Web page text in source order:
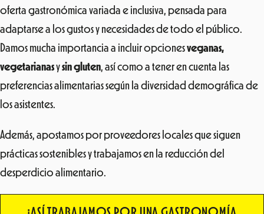
oferta gastronómica variada e inclusiva, pensada para
adaptarse a los gustos y necesidades de todo el público.
Damos mucha importancia a incluir opcionesveganas,
vegetarianasysin gluten, así como a tener en cuenta las
preferencias alimentarias según la diversidad demográfica de
los asistentes.
Además, apostamos por proveedores locales que siguen
prácticas sostenibles y trabajamos en la reducción del
desperdicio alimentario.